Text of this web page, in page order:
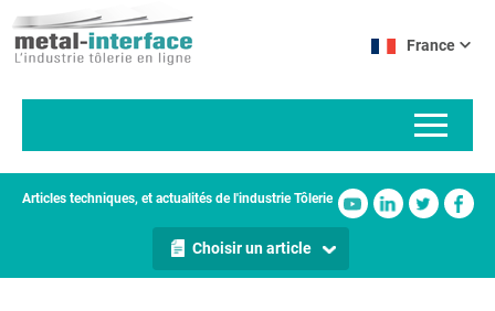
au
contenu
France
Articles techniques, et actualités de l'industrie Tôlerie
Choisir un article